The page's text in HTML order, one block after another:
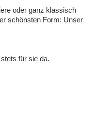
oder ganz klassisch
schönsten Form: Unser
für sie da.